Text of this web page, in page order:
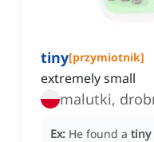
tiny[przymiotnik]
extremely small
malutki,
Ex: He found a tiny